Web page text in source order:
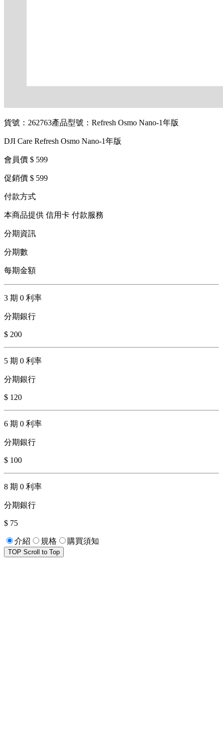
貨號：262763產品型號：Refresh Osmo Nano-1年版
DJI Care Refresh Osmo Nano-1年版
會員價 $ 599
促銷價 $ 599
付款方式
本商品提供 信用卡 付款服務
分期資訊
分期數
每期金額
3 期 0 利率
分期銀行
$ 200
5 期 0 利率
分期銀行
$ 120
6 期 0 利率
分期銀行
$ 100
8 期 0 利率
分期銀行
$ 75
介紹 規格 購買須知
TOP Scroll to Top